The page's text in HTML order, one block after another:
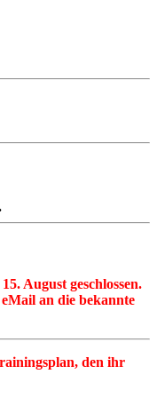
August geschlossen.
an die bekannte
den ihr